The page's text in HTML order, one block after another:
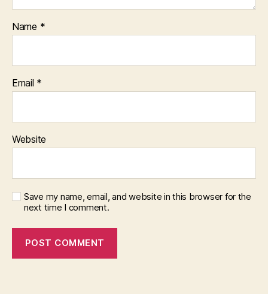
Name *
Email *
Website
Save my name, email, and website in this browser for the
next time I comment.